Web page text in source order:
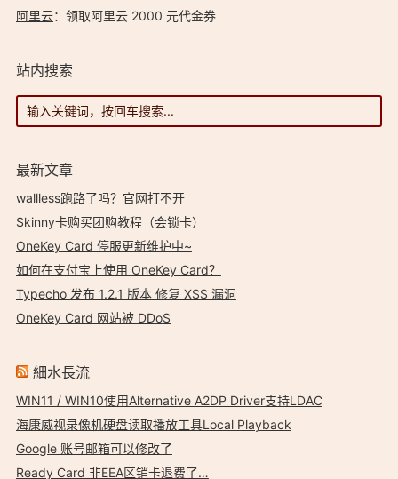
阿里云：领取阿里云 2000 元代金券
站内搜索
最新文章
wallless跑路了吗？官网打不开
Skinny卡购买团购教程（会锁卡）
OneKey Card 停服更新维护中~
如何在支付宝上使用 OneKey Card？
Typecho 发布 1.2.1 版本 修复 XSS 漏洞
OneKey Card 网站被 DDoS
細水長流
WIN11 / WIN10使用Alternative A2DP Driver支持LDAC
海康威视录像机硬盘读取播放工具Local Playback
Google 账号邮箱可以修改了
Ready Card 非EEA区销卡退费了…